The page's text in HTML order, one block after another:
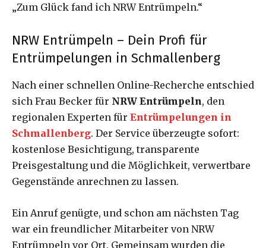
„Zum Glück fand ich NRW Entrümpeln.“
NRW Entrümpeln – Dein Profi für
Entrümpelungen in Schmallenberg
Nach einer schnellen Online-Recherche entschied
sich Frau Becker für NRW Entrümpeln, den
regionalen Experten für Entrümpelungen in
Schmallenberg. Der Service überzeugte sofort:
kostenlose Besichtigung, transparente
Preisgestaltung und die Möglichkeit, verwertbare
Gegenstände anrechnen zu lassen.
Ein Anruf genügte, und schon am nächsten Tag
war ein freundlicher Mitarbeiter von NRW
Entrümpeln vor Ort. Gemeinsam wurden die